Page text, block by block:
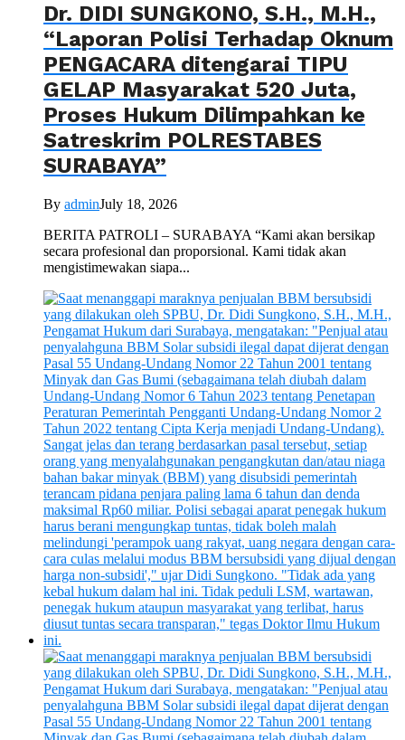
Dr. DIDI SUNGKONO, S.H., M.H.,
“Laporan Polisi Terhadap Oknum
PENGACARA ditengarai TIPU
GELAP Masyarakat 520 Juta,
Proses Hukum Dilimpahkan ke
Satreskrim POLRESTABES
SURABAYA”
By adminJuly 18, 2026
BERITA PATROLI – SURABAYA “Kami akan bersikap
secara profesional dan proporsional. Kami tidak akan
mengistimewakan siapa...